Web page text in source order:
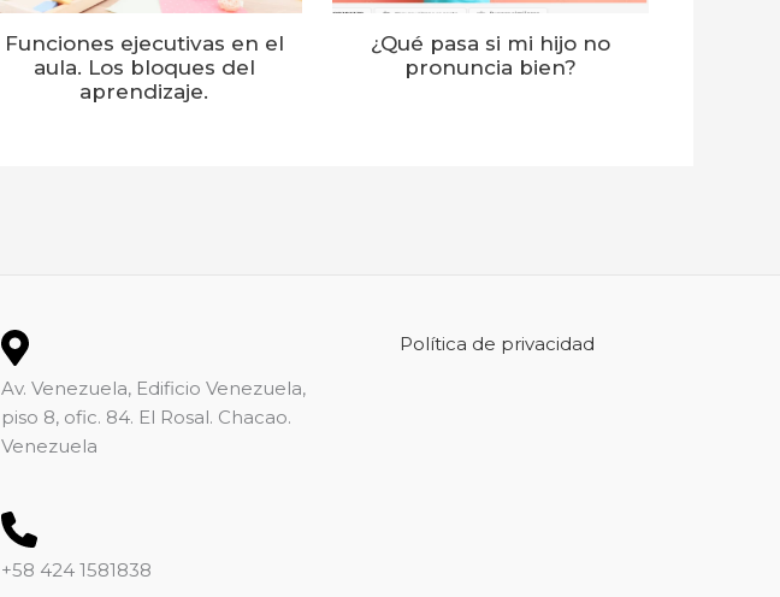
Funciones ejecutivas en el
aula. Los bloques del
aprendizaje.
¿Qué pasa si mi hijo no
pronuncia bien?
Av. Venezuela, Edificio Venezuela,
piso 8, ofic. 84. El Rosal. Chacao.
Venezuela
+58 424 1581838
Política de privacidad